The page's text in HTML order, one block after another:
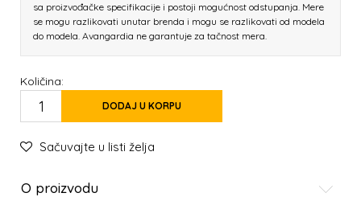
sa proizvođačke specifikacije i postoji mogućnost odstupanja. Mere
se mogu razlikovati unutar brenda i mogu se razlikovati od modela
do modela. Avangardia ne garantuje za tačnost mera.
Količina:
DODAJ U KORPU
Sačuvajte u listi želja
O proizvodu